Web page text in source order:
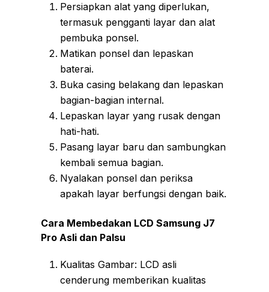
Persiapkan alat yang diperlukan,
termasuk pengganti layar dan alat
pembuka ponsel.
Matikan ponsel dan lepaskan
baterai.
Buka casing belakang dan lepaskan
bagian-bagian internal.
Lepaskan layar yang rusak dengan
hati-hati.
Pasang layar baru dan sambungkan
kembali semua bagian.
Nyalakan ponsel dan periksa
apakah layar berfungsi dengan baik.
Cara Membedakan LCD Samsung J7
Pro Asli dan Palsu
Kualitas Gambar: LCD asli
cenderung memberikan kualitas